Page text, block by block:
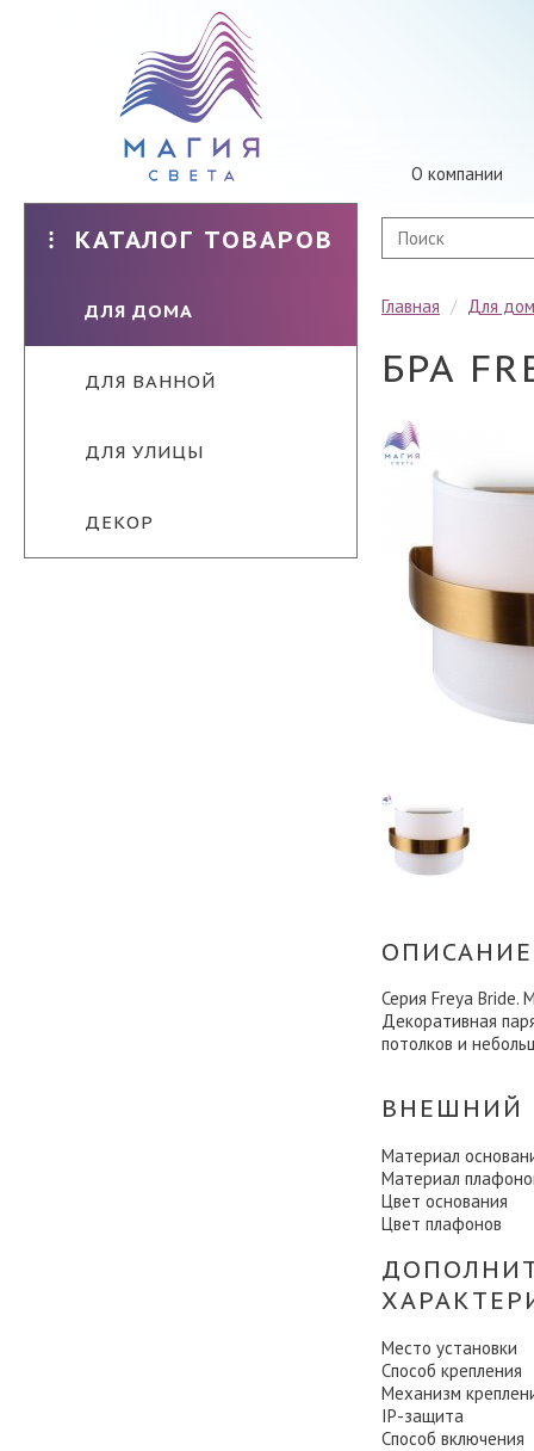
О компании
КАТАЛОГ ТОВАРОВ
ДЛЯ ДОМА
ДЛЯ ВАННОЙ
ДЛЯ УЛИЦЫ
ДЕКОР
Главная / Для
БРА
Серия Freya Bride.
Декоративная
потолков и
ВНЕШНИЙ
Материал
Материал
Цвет основания
Цвет плафонов
Место установки
Способ крепления
Механизм
IP-защита
Способ включения